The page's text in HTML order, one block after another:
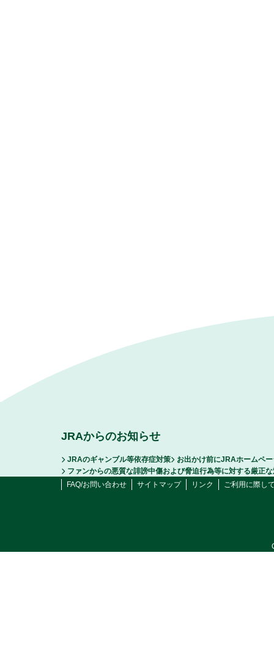
JRAからのお知らせ
JRAのギャンブル等依存症対策
お出かけ前にJRAホームペ
ファンからの悪質な誹謗中傷および脅迫行為等に対する厳正
FAQ/お問い合わせ
サイトマップ リンク ご利用に際し